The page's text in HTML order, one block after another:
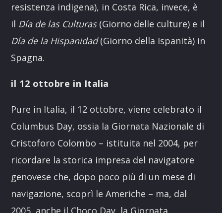
resistenza indigena), in Costa Rica, invece, è
il Día de las Culturas(Giorno delle culture) e il
Día de la Hispanidad(Giorno della Ispanità) in
Spagna.
il 12 ottobre in Italia
Pure in Italia, il 12 ottobre, viene celebrato il
Columbus Day, ossia la Giornata Nazionale di
Cristoforo Colombo – istituita nel 2004, per
ricordare la storica impresa del navigatore
genovese che, dopo poco più di un mese di
navigazione, scoprì le Americhe – ma, dal
2005, anche il Choco Day, la Giornata